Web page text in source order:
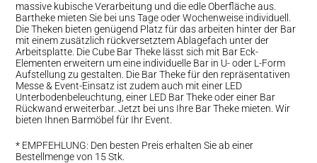
massive kubische Verarbeitung und die edle Oberfläche aus.
Bartheke mieten Sie bei uns Tage oder Wochenweise individuell.
Die Theken bieten genügend Platz für das arbeiten hinter der Bar
mit einem zusätzlich rückversetztem Ablagefach unter der
Arbeitsplatte. Die Cube Bar Theke lässt sich mit Bar Eck-
Elementen erweitern um eine individuelle Bar in U- oder L-Form
Aufstellung zu gestalten. Die Bar Theke für den repräsentativen
Messe & Event-Einsatz ist zudem auch mit einer LED
Unterbodenbeleuchtung, einer LED Bar Theke oder einer Bar
Rückwand erweiterbar. Jetzt bei uns Ihre Bar Theke mieten. Wir
bieten Ihnen Barmöbel für Ihr Event.
* EMPFEHLUNG: Den besten Preis erhalten Sie ab einer
Bestellmenge von 15 Stk.